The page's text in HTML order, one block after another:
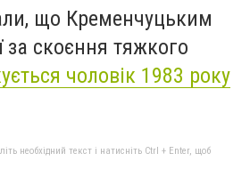
що Кременчуцьким
за скоєння тяжкого
чоловік 1983 року
необхідний текст і натисніть Ctrl + Enter, щоб